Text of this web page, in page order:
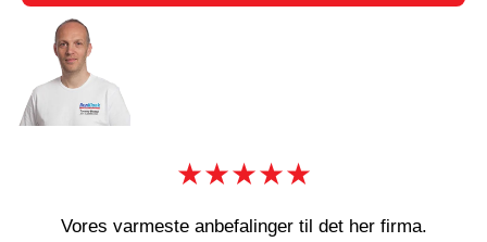
★★★★★
Vores varmeste anbefalinger til det her firma.